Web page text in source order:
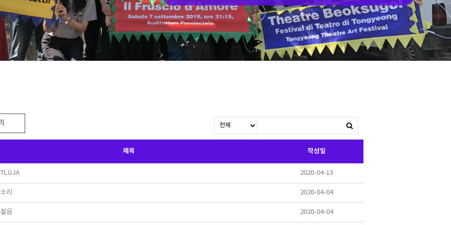
제목 작성일
TLGJA 2020-04-13
소리 2020-04-04
젊음 2020-04-04